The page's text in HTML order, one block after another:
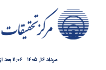
۱۱:۰۶ بعد از ظهر مرداد ۱۶, ۱۴۰۵